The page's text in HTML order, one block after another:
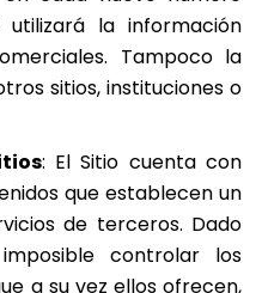
la información
Tampoco la
sitios, instituciones o
: El Sitio cuenta con
que establecen un
de terceros. Dado
controlar los
a su vez ellos ofrecen,